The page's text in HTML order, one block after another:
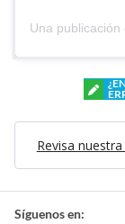
Revisa
Síguenos en: